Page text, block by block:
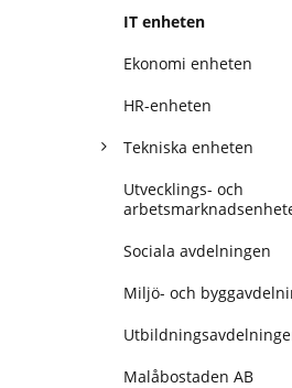
IT enheten
Ekonomi enheten
HR-enheten
Tekniska enheten
Utvecklings- och
Sociala avdelningen
Miljö- och
Malåbostaden AB